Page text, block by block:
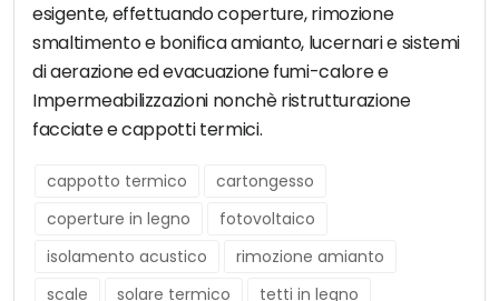
esigente, effettuando coperture, rimozione
smaltimento e bonifica amianto, lucernari e sistemi
di aerazione ed evacuazione fumi-calore e
Impermeabilizzazioni nonchè ristrutturazione
facciate e cappotti termici.
cappotto termico
cartongesso
coperture in legno
fotovoltaico
isolamento acustico
rimozione amianto
scale
solare termico tetti in legno